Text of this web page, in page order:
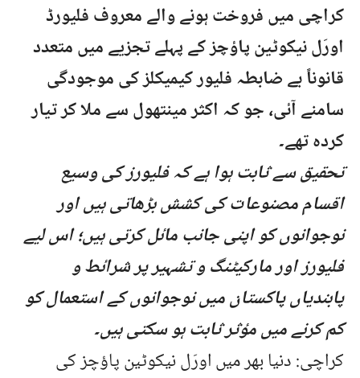
کراچی میں فروخت ہونے والے معروف فلیورڈ
اورَل نیکوٹین پاؤچز کے پہلے تجزیے میں متعدد
قانوناً بے ضابطہ فلیور کیمیکلز کی موجودگی
سامنے آئی،جو کہ اکثر مینتھول سے ملا کر تیار
کردہ تھے۔
تحقیق سے ثابت ہوا ہے کہ فلیورز کی وسیع
اقسام مصنوعات کی کشش بڑھاتی ہیں اور
نوجوانوں کو اپنی جانب مائل کرتی ہیں؛ اس لیے
فلیورز اور مارکیٹنگ و تشہیر پر شرائط و
پابندیاں پاکستان میں نوجوانوں کے استعمال کو
کم کرنے میں مؤثر ثابت ہو سکتی ہیں۔
کراچی: دنیا بھر میں اورَل نیکوٹین پاؤچز کی